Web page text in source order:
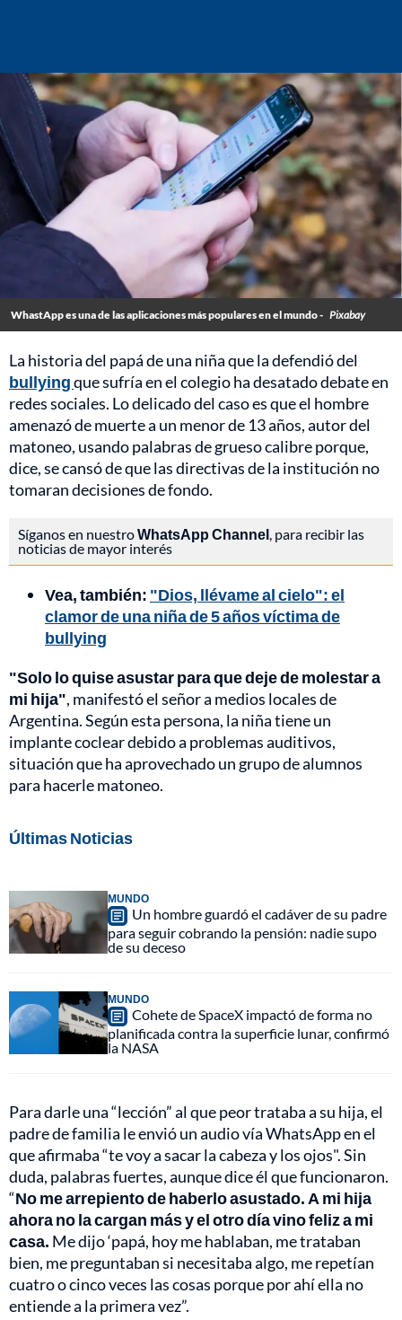
WhastApp es una de las aplicaciones más populares en el mundo - Pixabay
La historia del papá de una niña que la defendió del
bullyingque sufría en el colegio ha desatado debate en
redes sociales. Lo delicado del caso es que el hombre
amenazó de muerte a un menor de 13 años, autor del
matoneo, usando palabras de grueso calibre porque,
dice, se cansó de que las directivas de la institución no
tomaran decisiones de fondo.
Síganos en nuestroWhatsApp Channel, para recibir las
noticias de mayor interés
Vea, también: "Dios, llévame al cielo": el
clamor de una niña de 5 años víctima de
bullying
"Solo lo quise asustar para que deje de molestar a
mi hija", manifestó el señor a medios locales de
Argentina. Según esta persona, la niña tiene un
implante coclear debido a problemas auditivos,
situación que ha aprovechado un grupo de alumnos
para hacerle matoneo.
Últimas Noticias
MUNDO
Un hombre guardó el cadáver de su padre
para seguir cobrando la pensión: nadie supo
de su deceso
MUNDO
Cohete de SpaceX impactó de forma no
planificada contra la superficie lunar, confirmó
la NASA
Para darle una “lección” al que peor trataba a su hija, el
padre de familia le envió un audio vía WhatsApp en el
que afirmaba “te voy a sacar la cabeza y los ojos". Sin
duda, palabras fuertes, aunque dice él que funcionaron.
“No me arrepiento de haberlo asustado. A mi hija
ahora no la cargan más y el otro día vino feliz a mi
casa. Me dijo ‘papá, hoy me hablaban, me trataban
bien, me preguntaban si necesitaba algo, me repetían
cuatro o cinco veces las cosas porque por ahí ella no
entiende a la primera vez”.